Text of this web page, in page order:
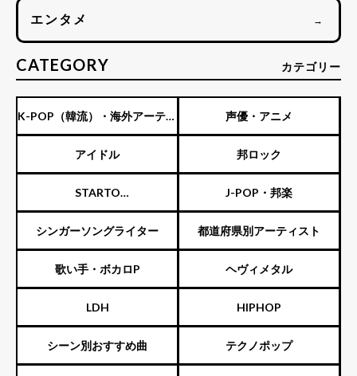
エンタメ →
CATEGORY カテゴリー
K-POP（韓流）・海外アーティ
スト
声優・アニメ
アイドル 邦ロック
STARTO
ENTERTAINMENT（旧ジャニ
ーズ）
J-POP・邦楽
シンガーソングライター 都道府県別アーティスト
歌い手・ボカロP ヘヴィメタル
LDH HIPHOP
シーン別おすすめ曲 テクノポップ